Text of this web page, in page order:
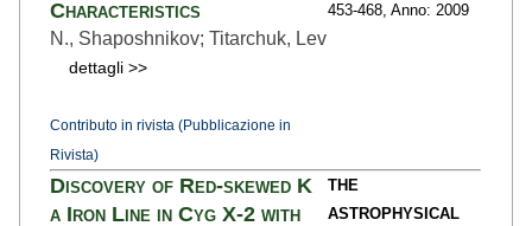
Characteristics
N., Shaposhnikov; Titarchuk, Lev
dettagli >>
Contributo in rivista (Pubblicazione in
Rivista)
453-468, Anno: 2009
Discovery of Red-skewed K
α Iron Line in Cyg X-2 with
THE
ASTROPHYSICAL